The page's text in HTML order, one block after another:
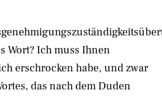
Wort? Ich muss Ihnen
erschrocken habe, und zwar
das nach dem Duden